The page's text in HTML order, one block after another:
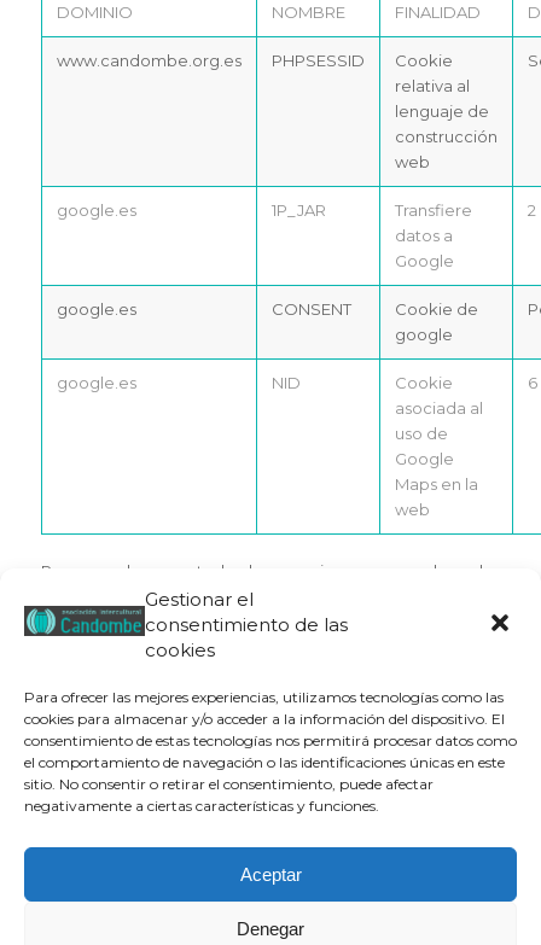
Gestionar el
consentimiento de las
cookies
Para ofrecer las mejores experiencias, utilizamos tecnologías como las
cookies para almacenar y/o acceder a la información del dispositivo. El
consentimiento de estas tecnologías nos permitirá procesar datos como
el comportamiento de navegación o las identificaciones únicas en este
sitio. No consentir o retirar el consentimiento, puede afectar
negativamente a ciertas características y funciones.
Aceptar
Denegar
DOMINIO NOMBRE FINALIDAD
www.candombe.org.es PHPSESSID
Cookie
relativa al
lenguaje de
construcción
web
google.es 1P_JAR
Transfiere
datos a
Google
2
google.es CONSENT
Cookie de
google
google.es NID
Cookie
asociada al
uso de
Google
Maps en la
web
Recomendamos a todos los usuarios que accedan a las
políticas de privacidad de cada proveedor de los servicios
para que obtenga mayor información:-
http://www.google.es/intl/es/policies/privacy/
Más información.
Cualquier usuario que tenga cualquier duda acerca de
estas tecnologías puede remitirnos la consulta a través de
nuestro email:candombe@candombe.org.es